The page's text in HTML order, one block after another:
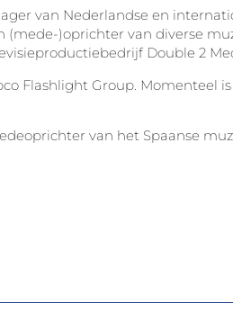
van Nederlandse en
)oprichter van diverse
Double 2
Flashlight Group. Momenteel
van het Spaanse